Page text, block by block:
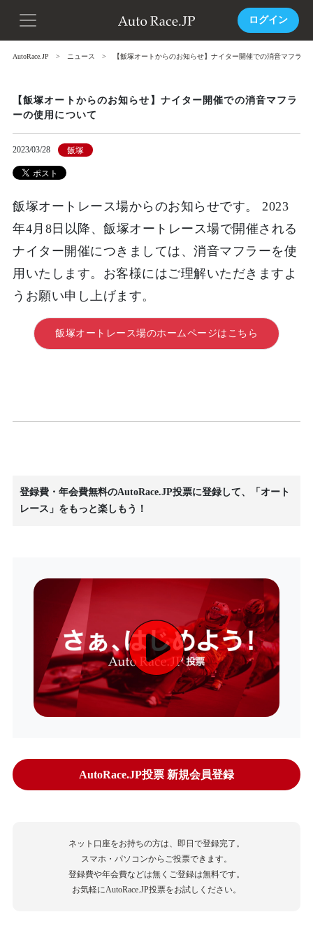
ログイン
AutoRace.JP ニュース 【飯塚オートからのお知らせ】ナイター開催での消音マフラー
【飯塚オートからのお知らせ】ナイター開催での消音マフラ
ーの使用について
2023/03/28 飯塚
飯塚オートレース場からのお知らせです。 2023
年4月8日以降、飯塚オートレース場で開催される
ナイター開催につきましては、消音マフラーを使
用いたします。お客様にはご理解いただきますよ
うお願い申し上げます。
飯塚オートレース場のホームページはこちら
登録費・年会費無料のAutoRace.JP投票に登録して、「オート
レース」をもっと楽しもう！
AutoRace.JP投票 新規会員登録
ネット口座をお持ちの方は、即日で登録完了。
スマホ・パソコンからご投票できます。
登録費や年会費などは無くご登録は無料です。
お気軽にAutoRace.JP投票をお試しください。